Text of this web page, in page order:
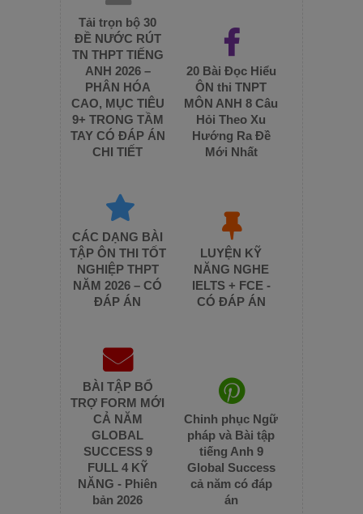
Tải trọn bộ 30
ĐỀ NƯỚC RÚT
TN THPT TIẾNG
ANH 2026 –
PHÂN HÓA
CAO, MỤC TIÊU
9+ TRONG TẦM
TAY CÓ ĐÁP ÁN
CHI TIẾT
20 Bài Đọc Hiểu
ÔN thi TNPT
MÔN ANH 8 Câu
Hỏi Theo Xu
Hướng Ra Đề
Mới Nhất
CÁC DẠNG BÀI
TẬP ÔN THI TỐT
NGHIỆP THPT
NĂM 2026 – CÓ
ĐÁP ÁN
LUYỆN KỸ
NĂNG NGHE
IELTS + FCE -
CÓ ĐÁP ÁN
BÀI TẬP BỔ
TRỢ FORM MỚI
CẢ NĂM
GLOBAL
SUCCESS 9
FULL 4 KỸ
NĂNG - Phiên
bản 2026
Chinh phục Ngữ
pháp và Bài tập
tiếng Anh 9
Global Success
cả năm có đáp
án